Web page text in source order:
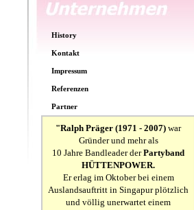
History
Kontakt
Impressum
Referenzen
Partner
"Ralph Präger (1971 - 2007) war
Gründer und mehr als
10 Jahre Bandleader derPartyband
HÜTTENPOWER.
Er erlag im Oktober bei einem
Auslandsauftritt in Singapur plötzlich
und völlig unerwartet einem